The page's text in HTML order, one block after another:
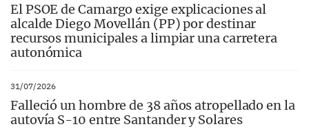
El PSOE de Camargo exige explicaciones al
alcalde Diego Movellán (PP) por destinar
recursos municipales a limpiar una carretera
autonómica
31/07/2026
Falleció un hombre de 38 años atropellado en la
autovía S-10 entre Santander y Solares